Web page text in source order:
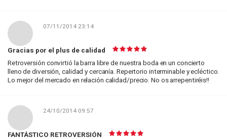
07/11/2014 23:14
Gracias por el plus de calidad
Retroversión convirtió la barra libre de nuestra boda en un concierto
lleno de diversión, calidad y cercanía. Repertorio interminable y ecléctico.
Lo mejor del mercado en relación calidad/precio. No os arrepentiréis!!
24/10/2014 09:57
FANTÁSTICO RETROVERSIÓN